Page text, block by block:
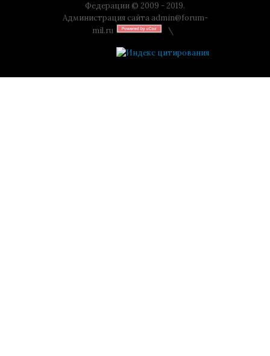
Федерации © 2009 - 2019.
Администрация сайта admin@forum-
mil.ru